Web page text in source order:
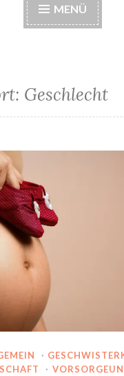
MENÜ
Geschlecht
K2: Ergebnis des NIP-Tests
·
·